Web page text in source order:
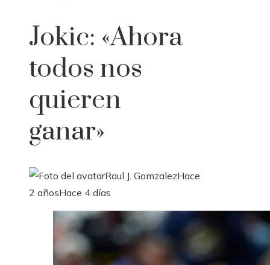
Jokic: «Ahora
todos nos
quieren
ganar»
Raul J. GomzalezHace
2 añosHace 4 días